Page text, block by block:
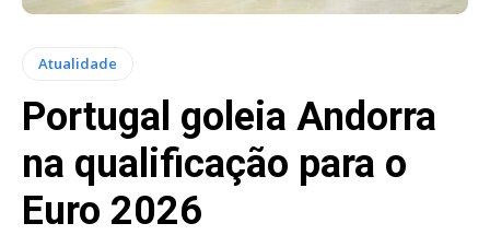
Atualidade
Portugal goleia Andorra
na qualificação para o
Euro 2026